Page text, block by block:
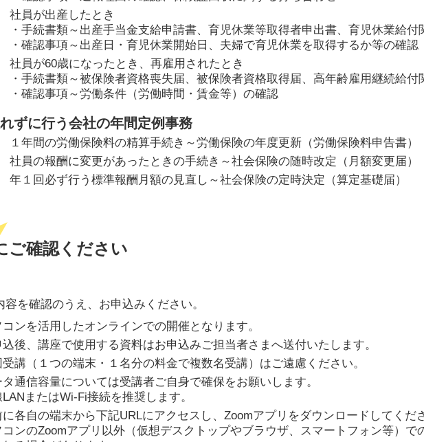
社員が出産したとき
・手続書類～出産手当金支給申請書、育児休業等取得者申出書、育児休業給付
・確認事項～出産日・育児休業開始日、夫婦で育児休業を取得するか等の確認
社員が60歳になったとき、再雇用されたとき
・手続書類～被保険者資格喪失届、被保険者資格取得届、高年齢雇用継続給付
・確認事項～労働条件（労働時間・賃金等）の確認
ずに行う会社の年間定例事務
１年間の労働保険料の精算手続き～労働保険の年度更新（労働保険料申告書）
社員の報酬に変更があったときの手続き～社会保険の随時改定（月額変更届）
年１回必ず行う標準報酬月額の見直し～社会保険の定時決定（算定基礎届）
ご確認ください
容を確認のうえ、お申込みください。
ンを活用したオンラインでの開催となります。
込後、講座で使用する資料はお申込みご担当者さまへ送付いたします。
講（１つの端末・１名分の料金で複数名受講）はご遠慮ください。
タ通信容量については受講者ご自身で確保をお願いします。
またはWi-Fi接続を推奨します。
各自の端末から下記URLにアクセスし、Zoomアプリをダウンロードしてくだ
コンのZoomアプリ以外（仮想デスクトップやブラウザ、スマートフォン等）で